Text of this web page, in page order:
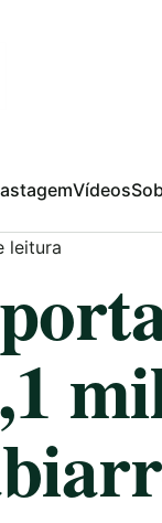
Vídeos
leitura